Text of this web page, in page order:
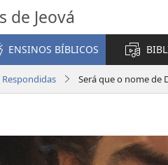
de Jeová
ENSINOS BÍBLICOS
Será que o nome de